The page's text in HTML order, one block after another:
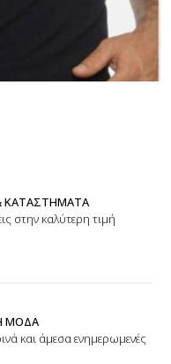
ΚΑΤΑΣΤΗΜΑΤΑ
στην καλύτερη τιμή
ΜΟΔΑ
και άμεσα ενημερωμενές